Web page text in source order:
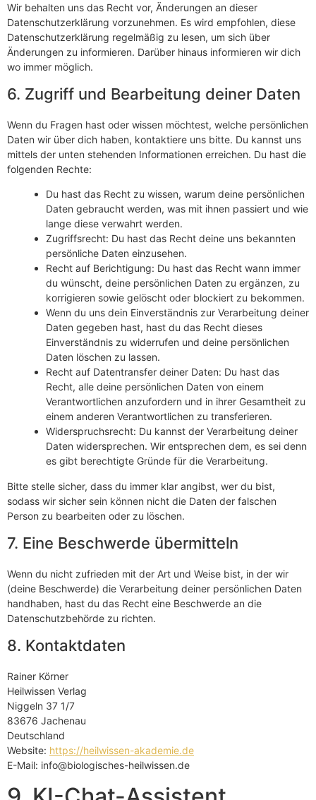
Wir behalten uns das Recht vor, Änderungen an dieser
Datenschutzerklärung vorzunehmen. Es wird empfohlen, diese
Datenschutzerklärung regelmäßig zu lesen, um sich über
Änderungen zu informieren. Darüber hinaus informieren wir dich
wo immer möglich.
6. Zugriff und Bearbeitung deiner Daten
Wenn du Fragen hast oder wissen möchtest, welche persönlichen
Daten wir über dich haben, kontaktiere uns bitte. Du kannst uns
mittels der unten stehenden Informationen erreichen. Du hast die
folgenden Rechte:
Du hast das Recht zu wissen, warum deine persönlichen
Daten gebraucht werden, was mit ihnen passiert und wie
lange diese verwahrt werden.
Zugriffsrecht: Du hast das Recht deine uns bekannten
persönliche Daten einzusehen.
Recht auf Berichtigung: Du hast das Recht wann immer
du wünscht, deine persönlichen Daten zu ergänzen, zu
korrigieren sowie gelöscht oder blockiert zu bekommen.
Wenn du uns dein Einverständnis zur Verarbeitung deiner
Daten gegeben hast, hast du das Recht dieses
Einverständnis zu widerrufen und deine persönlichen
Daten löschen zu lassen.
Recht auf Datentransfer deiner Daten: Du hast das
Recht, alle deine persönlichen Daten von einem
Verantwortlichen anzufordern und in ihrer Gesamtheit zu
einem anderen Verantwortlichen zu transferieren.
Widerspruchsrecht: Du kannst der Verarbeitung deiner
Daten widersprechen. Wir entsprechen dem, es sei denn
es gibt berechtigte Gründe für die Verarbeitung.
Bitte stelle sicher, dass du immer klar angibst, wer du bist,
sodass wir sicher sein können nicht die Daten der falschen
Person zu bearbeiten oder zu löschen.
7. Eine Beschwerde übermitteln
Wenn du nicht zufrieden mit der Art und Weise bist, in der wir
(deine Beschwerde) die Verarbeitung deiner persönlichen Daten
handhaben, hast du das Recht eine Beschwerde an die
Datenschutzbehörde zu richten.
8. Kontaktdaten
Rainer Körner
Heilwissen Verlag
Niggeln 37 1/7
83676 Jachenau
Deutschland
Website: https://heilwissen-akademie.de
E-Mail: info@biologisches-heilwissen.de